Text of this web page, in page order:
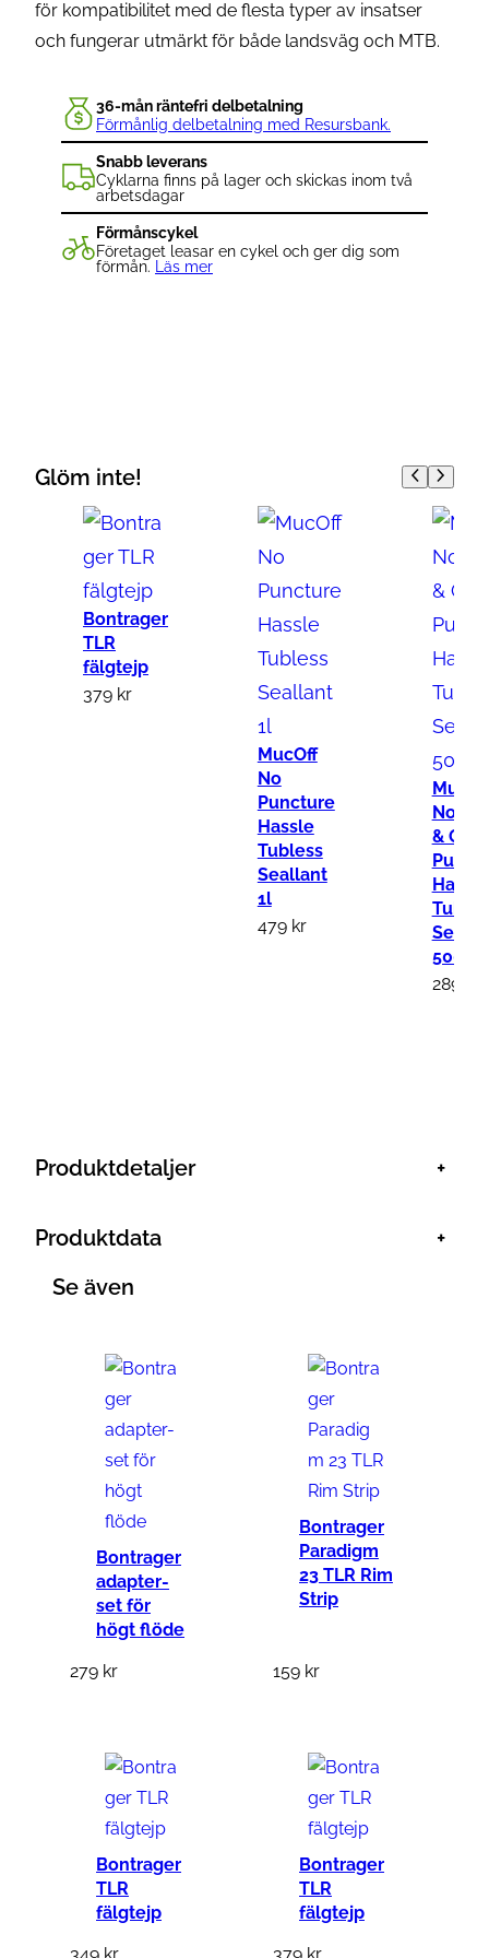
för kompatibilitet med de flesta typer av insatser
och fungerar utmärkt för både landsväg och MTB.
36-mån räntefri delbetalning
Förmånlig delbetalning med Resursbank.
Snabb leverans
Cyklarna finns på lager och skickas inom två
arbetsdagar
Förmånscykel
Företaget leasar en cykel och ger dig som
förmån.
Läs mer
Glöm inte!
Bontrager
TLR
fälgtejp
379 kr
MucOff
No
Puncture
Hassle
Tubless
Seallant
1l
479 kr
No
&
Hassle
500ml
289
Produktdetaljer +
Produktdata
+
Se även
Bontrager
adapter-
set för
högt flöde
279 kr
Bontrager
Paradigm
23 TLR Rim
Strip
159 kr
Bontrager
TLR
fälgtejp
Bontrager
TLR
fälgtejp